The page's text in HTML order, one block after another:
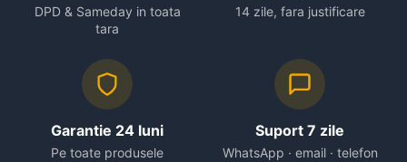
DPD & Sameday in toata
tara
14 zile, fara justificare
Garantie 24 luni
Pe toate produsele
Suport 7 zile
WhatsApp · email · telefon